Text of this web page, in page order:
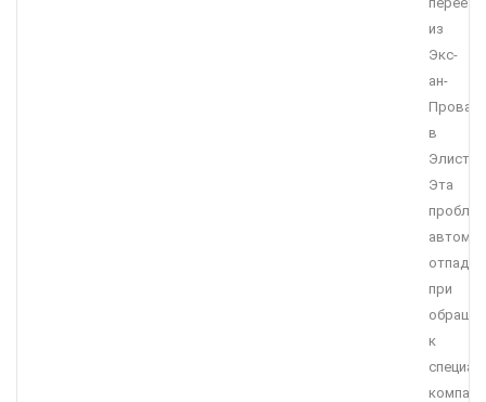
из
Экс-
ан-
Прованс
в
Элисту?
Эта
при
к